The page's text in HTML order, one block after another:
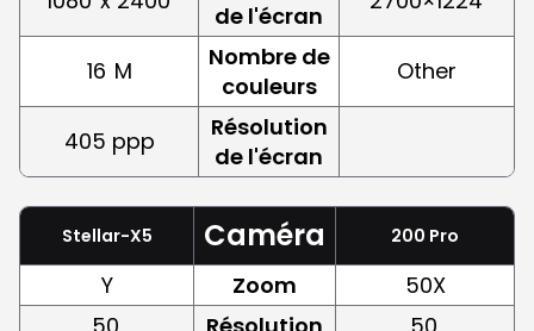
de l'écran
16 M
Nombre de
couleurs
Other
405 ppp
Résolution
de l'écran
Stellar-X5 Caméra 200 Pro
Y Zoom
50X